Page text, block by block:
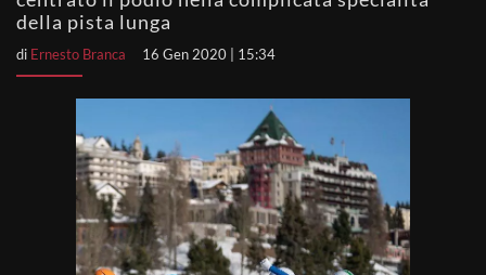
della pista lunga
di Ernesto Branca 16 Gen 2020 | 15:34